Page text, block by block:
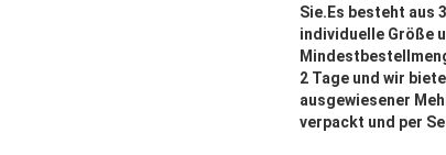
Sie.Es besteht aus
individuelle Größe
2 Tage und wir
ausgewiesener
verpackt und per